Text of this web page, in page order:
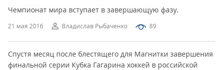
21 мая 2016 Владислав Рыбаченко 89
Чемпионат мира вступает в завершающую фазу.
Спустя месяц после блестящего для Магнитки завершения
финальной серии Кубка Гагарина хоккей в российской